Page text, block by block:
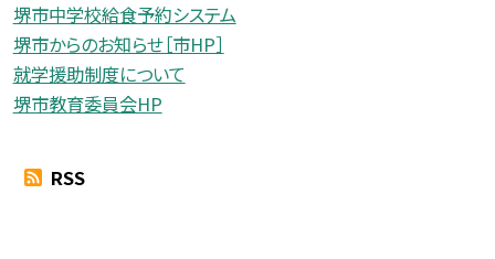
堺市中学校給食予約システム
堺市からのお知らせ［市HP］
就学援助制度について
堺市教育委員会HP
RSS